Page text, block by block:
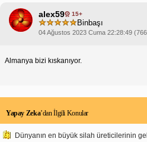
alex59 15+
Binbaşı
04 Ağustos 2023 Cuma 22:28:49
Almanya bizi kıskanıyor.
Yapay Zeka’dan İlgili Konular
Dünyanın en büyük silah üreticilerinin